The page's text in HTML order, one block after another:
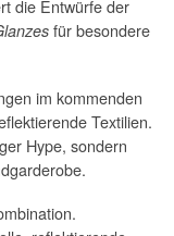
die Entwürfe der
für besondere
im kommenden
Textilien.
Hype, sondern